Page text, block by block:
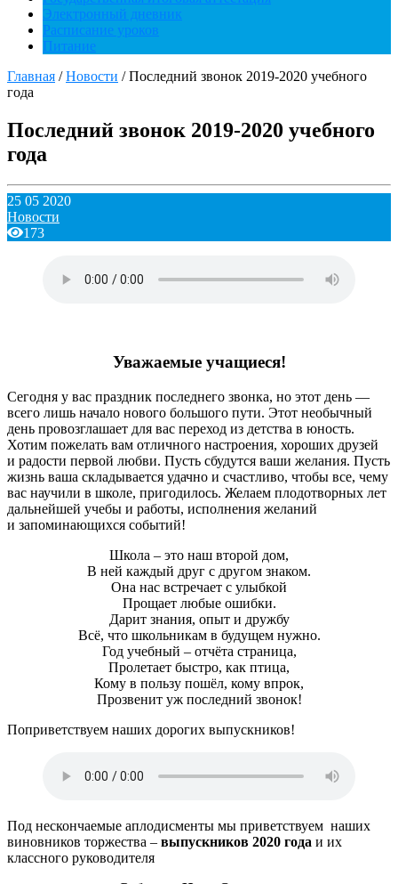
Электронный дневник
Расписание уроков
Питание
Главная /Новости /Последний звонок 2019-2020 учебного
года
Последний звонок 2019-2020 учебного
года
25 05 2020
Новости
173
Уважаемые учащиеся!
Сегодня у вас праздник последнего звонка, но этот день —
всего лишь начало нового большого пути. Этот необычный
день провозглашает для вас переход из детства в юность.
Хотим пожелать вам отличного настроения, хороших друзей
и радости первой любви. Пусть сбудутся ваши желания. Пусть
жизнь ваша складывается удачно и счастливо, чтобы все, чему
вас научили в школе, пригодилось. Желаем плодотворных лет
дальнейшей учебы и работы, исполнения желаний
и запоминающихся событий!
Школа – это наш второй дом,
В ней каждый друг с другом знаком.
Она нас встречает с улыбкой
Прощает любые ошибки.
Дарит знания, опыт и дружбу
Всё, что школьникам в будущем нужно.
Год учебный – отчёта страница,
Пролетает быстро, как птица,
Кому в пользу пошёл, кому впрок,
Прозвенит уж последний звонок!
Поприветствуем наших дорогих выпускников!
Под нескончаемые аплодисменты мы приветствуем наших
виновников торжества – выпускников 2020 года и их
классного руководителя